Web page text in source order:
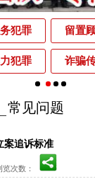
机关 中国法
解析库 网站
犯罪 留置
犯罪 诈骗
常见问题
案追诉标准
览次数：